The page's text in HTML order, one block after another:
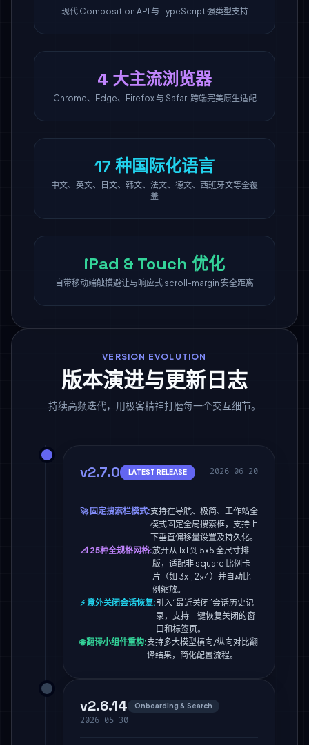
现代 Composition API 与 TypeScript 强类型支持
4 大主流浏览器
Chrome、Edge、Firefox 与 Safari 跨端完美原生适配
17 种国际化语言
中文、英文、日文、韩文、法文、德文、西班牙文等全覆
盖
iPad & Touch 优化
自带移动端触摸避让与响应式 scroll-margin 安全距离
VERSION EVOLUTION
版本演进与更新日志
持续高频迭代，用极客精神打磨每一个交互细节。
v2.7.0 LATEST RELEASE 2026-06-20
🚀 固定搜索栏模式:支持在导航、极简、工作站全
模式固定全局搜索框，支持上
下垂直偏移量设置及持久化。
📐 25种全规格网格:放开从 1x1 到 5x5 全尺寸排
版，适配非 square 比例卡
片（如 3x1, 2x4）并自动比
例缩放。
⚡ 意外关闭会话恢复:引入“最近关闭”会话历史记
录，支持一键恢复关闭的窗
口和标签页。
🌐 翻译小组件重构:支持多大模型横向/纵向对比翻
译结果，简化配置流程。
v2.6.14 Onboarding & Search
2026-05-30